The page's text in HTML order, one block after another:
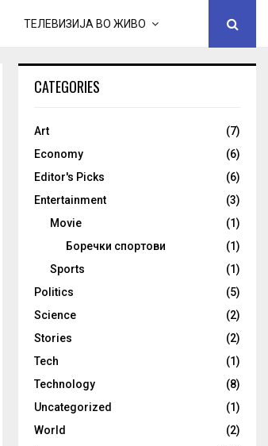
ТЕЛЕВИЗИЈА ВО ЖИВО
CATEGORIES
Art
(7)
Economy
(6)
Editor's Picks
(6)
Entertainment
(3)
Movie
(1)
Боречки спортови
(1)
Sports
(1)
Politics
(5)
Science
(2)
Stories
(2)
Tech
(1)
Technology
(8)
Uncategorized
(1)
World
(2)